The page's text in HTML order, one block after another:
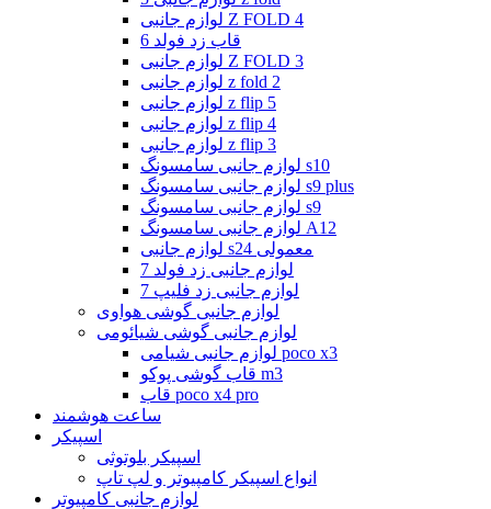
لوازم جانبی Z FOLD 4
قاب زد فولد 6
لوازم جانبی Z FOLD 3
لوازم جانبی z fold 2
لوازم جانبی z flip 5
لوازم جانبی z flip 4
لوازم جانبی z flip 3
لوازم جانبی سامسونگ s10
لوازم جانبی سامسونگ s9 plus
لوازم جانبی سامسونگ s9
لوازم جانبی سامسونگ A12
لوازم جانبی s24 معمولی
لوازم جانبی زد فولد 7
لوازم جانبی زد فلیپ 7
لوازم جانبی گوشی هواوی
لوازم جانبی گوشی شیائومی
لوازم جانبی شیامی poco x3
قاب گوشی پوکو m3
قاب poco x4 pro
ساعت هوشمند
اسپیکر
اسپیکر بلوتوثی
انواع اسپیکر کامپیوتر و لپ تاپ
لوازم جانبی کامپیوتر